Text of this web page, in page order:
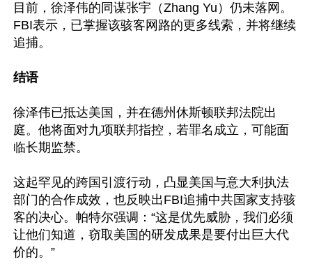
目前，徐泽伟的同谋张宇（Zhang Yu）仍未落网。
FBI表示，已掌握该骇客网路的更多线索，并将继续
追捕。
结语
徐泽伟已抵达美国，并在德州休斯顿联邦法院出
庭。他将面对九项联邦指控，若罪名成立，可能面
临长期监禁。
这起罕见的跨国引渡行动，凸显美国与意大利执法
部门的合作成效，也反映出FBI追捕中共国家支持骇
客的决心。帕特尔强调：“这是优先威胁，我们必须
让他们知道，窃取美国的研发成果是要付出巨大代
价的。”